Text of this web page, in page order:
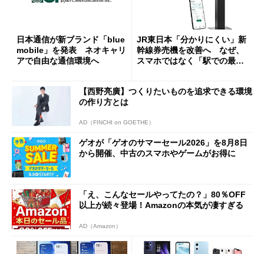
日本通信が新ブランド「blue
mobile」を発表 ネオキャリ
アで自由な通信環境へ
JR東日本「分かりにくい」新
幹線券売機を改善へ なぜ、
スマホではなく「駅での最短
【西野亮廣】つくりたいものを追求できる環境
の作り方とは
AD（FINCHI on GOETHE）
ゲオが「ゲオのサマーセール2026」を8月8日
から開催、中古のスマホやゲームがお得に
「え、こんなセールやってたの？」80％OFF
以上が続々登場！Amazonの本気が凄すぎる
AD（Amazon）